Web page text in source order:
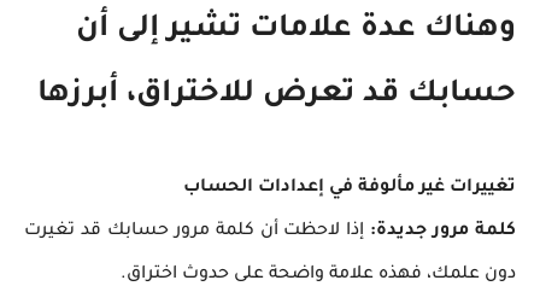
وهناك عدة علامات تشير إلى أن
حسابك قد تعرض للاختراق، أبرزها
تغييرات غير مألوفة في إعدادات الحساب
كلمة مرور جديدة: إذا لاحظت أن كلمة مرور حسابك قد تغيرت
دون علمك، فهذه علامة واضحة على حدوث اختراق.